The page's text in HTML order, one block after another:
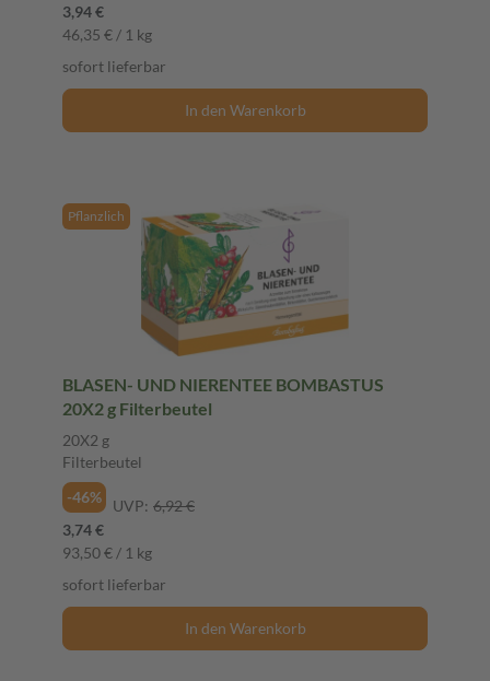
3,94 €
46,35 € / 1 kg
sofort lieferbar
In den Warenkorb
Pflanzlich
BLASEN- UND NIERENTEE BOMBASTUS
20X2 g Filterbeutel
20X2 g
Filterbeutel
-46%
UVP: 6,92 €
3,74 €
93,50 € / 1 kg
sofort lieferbar
In den Warenkorb